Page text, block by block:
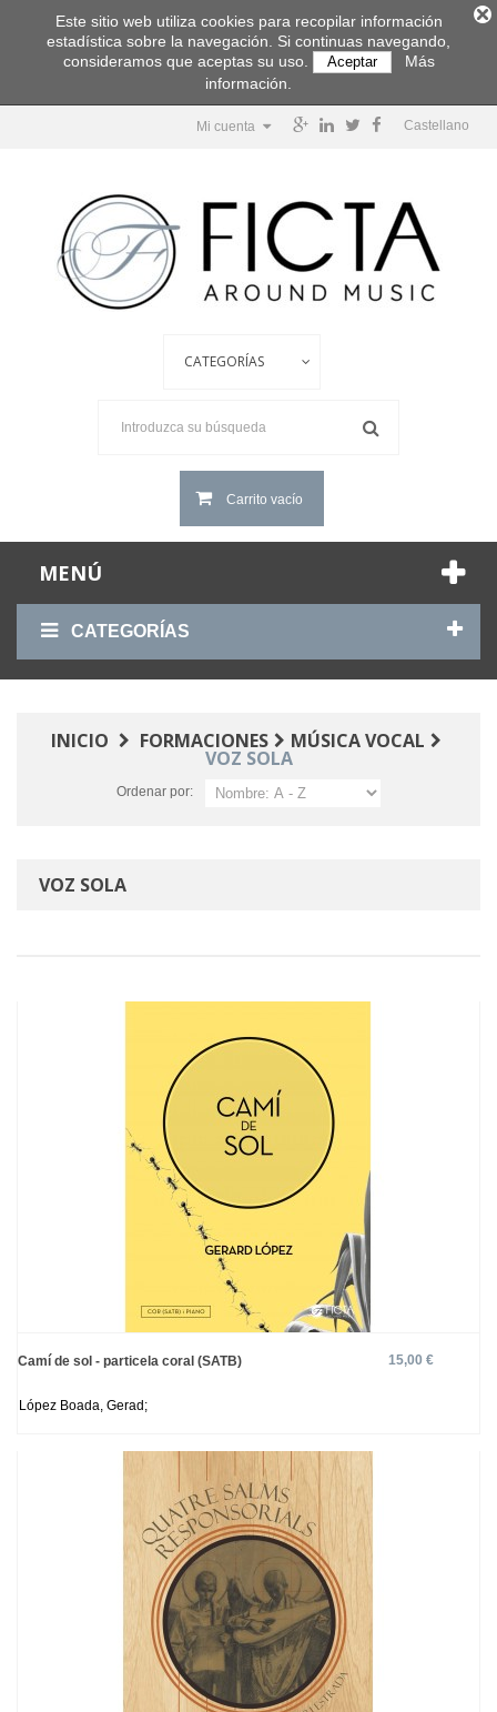
Castellano
Mi cuenta
Carrito vacío
MENÚ
CATEGORÍAS
INICIO FORMACIONES MÚSICA VOCAL
VOZ SOLA
Ordenar por:
VOZ SOLA
Camí de sol - particela coral (SATB) 15,00 €
López Boada, Gerad;
Este sitio web utiliza cookies para recopilar información
estadística sobre la navegación. Si continuas navegando,
consideramos que aceptas su uso.
Aceptar
Más
información.